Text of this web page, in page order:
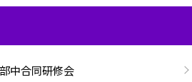
中合同研修会